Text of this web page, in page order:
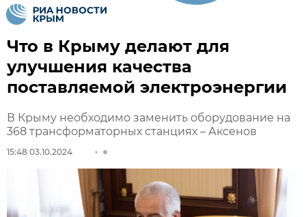
Что в Крыму делают для
улучшения качества
поставляемой электроэнергии
В Крыму необходимо заменить оборудование на
368 трансформаторных станциях – Аксенов
15:48 03.10.2024